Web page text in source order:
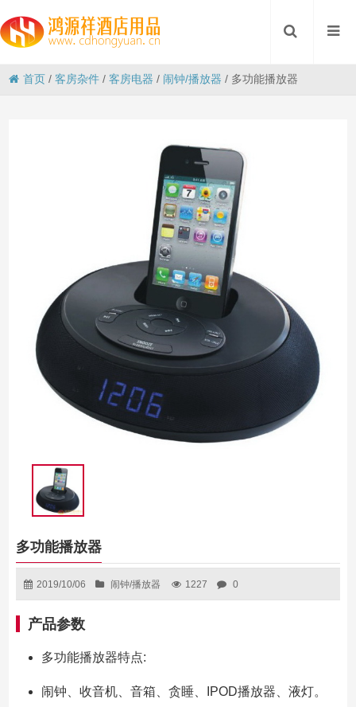
首页 /客房杂件 /客房电器 / 闹钟/播放器 / 多功能播放器
多功能播放器
2019/10/06 闹钟/播放器 1227 0
产品参数
多功能播放器特点:
闹钟、收音机、音箱、贪睡、IPOD播放器、液灯。